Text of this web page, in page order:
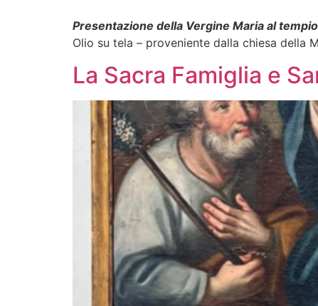
Presentazione della Vergine Maria al tempio
Olio su tela – proveniente dalla chiesa della
La Sacra Famiglia e